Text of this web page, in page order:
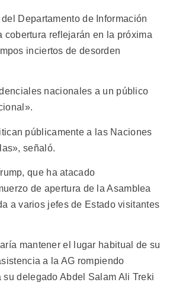
Departamento de Información
reflejarán en la próxima
inciertos de desorden
nacionales a un público
públicamente a las Naciones
señaló.
que ha atacado
de apertura de la Asamblea
a varios jefes de Estado visitantes
mantener el lugar habitual de su
a la AG rompiendo
delegado Abdel Salam Ali Treki